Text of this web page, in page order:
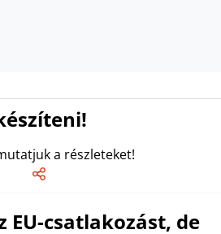
a részleteket!
csatlakozást, de